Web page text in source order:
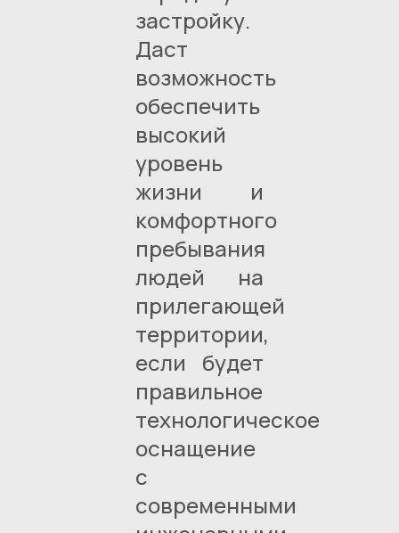
застройку.
Даст
возможность
обеспечить
высокий
уровень
жизни и
комфортного
пребывания
людей на
прилегающей
территории,
если будет
правильное
технологическое
оснащение
с
современными